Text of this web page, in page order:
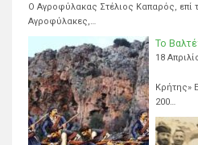
Ο Αγροφύλακας Στέλιος Καπαρός, επί
Αγροφύλακες,…
Το
18
«Το
Κρήτης»
200…